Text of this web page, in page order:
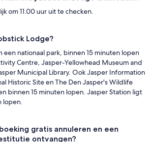
om 11.00 uur uit te checken.
Lodge?
een nationaal park, binnen 15 minuten lopen
Centre, Jasper-Yellowhead Museum and
Municipal Library. Ook Jasper Information
Historic Site en The Den Jasper's Wildlife
binnen 15 minuten lopen. Jasper Station ligt
lopen.
gratis annuleren en een
ontvangen?